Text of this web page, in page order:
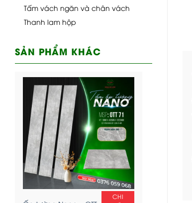
Tấm vách ngăn và chân vách
Thanh lam hộp
SẢN PHẨM KHÁC
CHI